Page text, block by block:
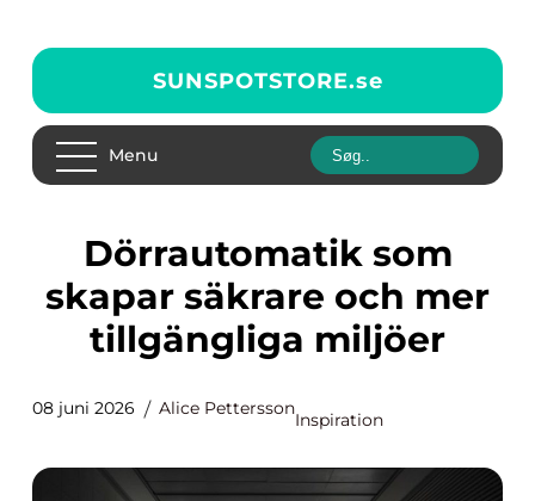
SUNSPOTSTORE.se
Menu
Dörrautomatik som
skapar säkrare och mer
tillgängliga miljöer
08 juni 2026 Alice Pettersson
Inspiration